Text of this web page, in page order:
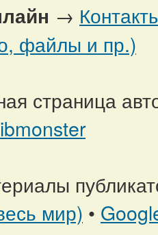
→
файлы и пр.)
страница
мир) •